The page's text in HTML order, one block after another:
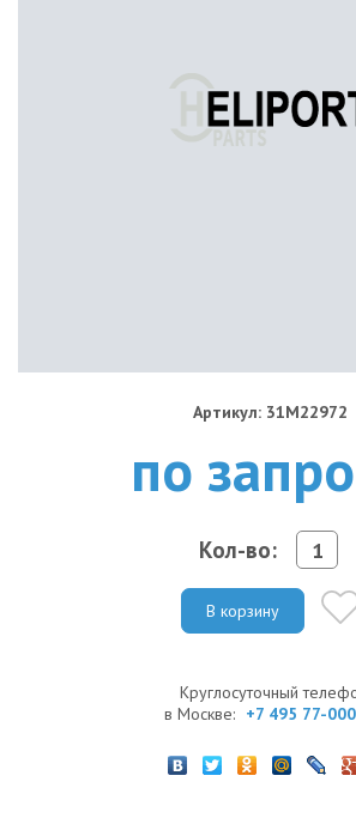
Артикул: 31M22972
по
Кол-во:
В корзину
Круглосуточный
в Москве: +7 495 77-